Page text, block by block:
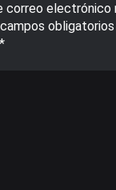
correo electrónico
*